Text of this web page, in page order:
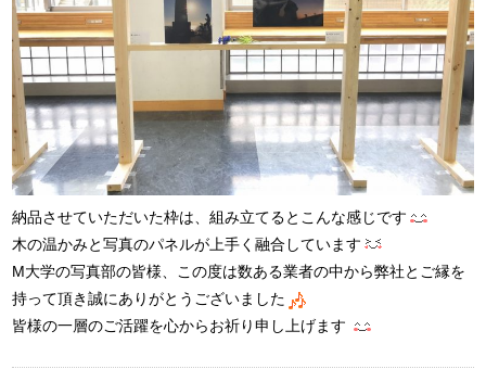
納品させていただいた枠は、組み立てるとこんな感じです
木の温かみと写真のパネルが上手く融合しています
M大学の写真部の皆様、この度は数ある業者の中から弊社とご縁を
持って頂き誠にありがとうございました
皆様の一層のご活躍を心からお祈り申し上げます